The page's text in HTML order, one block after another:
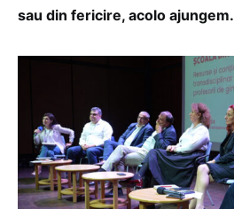
sau din fericire, acolo ajungem.